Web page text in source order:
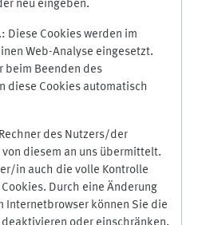
neu eingeben.
Diese Cookies werden im
Web-Analyse eingesetzt.
beim Beenden des
diese Cookies automatisch
des Nutzers/der
diesem an uns übermittelt.
in auch die volle Kontrolle
Durch eine Änderung
Internetbrowser können Sie die